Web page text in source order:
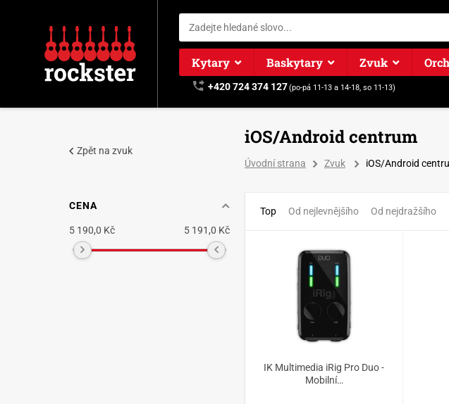
Kytary Baskytary Zvuk
+420 724 374 127(po-pá 11-13 a 14-18, so 11-13)
iOS/Android centrum
Úvodní strana Zvuk iOS/Android
Zpět na zvuk
CENA
5 190,0 Kč 5 191,0 Kč
Top Od nejlevnějšího Od nejdražšího
IK Multimedia iRig Pro Duo -
Mobilní…